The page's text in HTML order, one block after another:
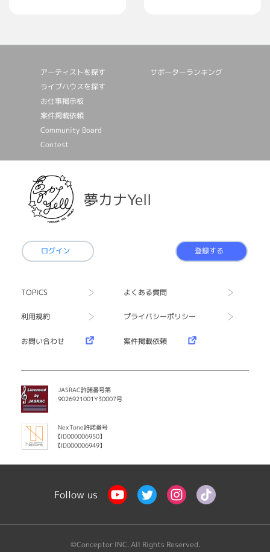
アーティストを探す
ライブハウスを探す
お仕事掲⽰板
案件掲載依頼
Community Board
Contest
サポーターランキング
夢カナYell
ログイン 登録する
TOPICS よくある質問
利用規約 プライバシーポリシー
お問い合わせ 案件掲載依頼
JASRAC許諾番号第
9026921001Y30007号
NexTone許諾番号
【ID000006950】
【ID000006949】
Follow us
©Conceptor INC. All Rights Reserved.